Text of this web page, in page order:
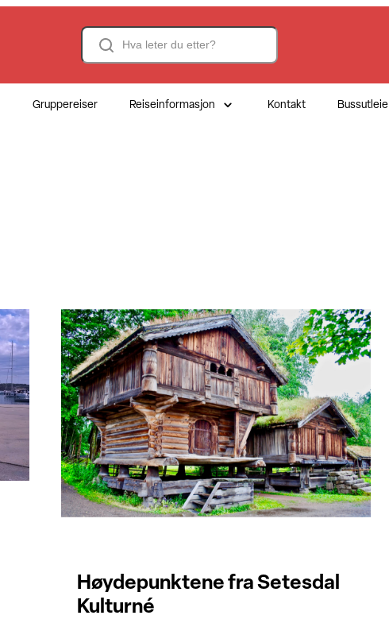
Search
Gruppereiser Reiseinformasjon Kontakt Bussutleie
Høydepunktene fra Setesdal
Kulturné